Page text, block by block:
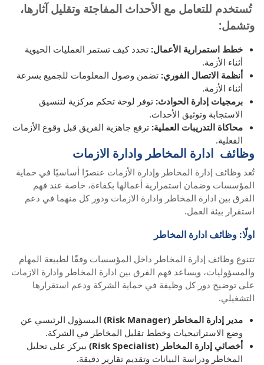
تُستخدم للتعامل مع الأحداث المفاجئة وتقليل آثارها،
وتشمل:
خطط استمرارية الأعمال: تحدد كيف تستمر العمليات الحيوية
أثناء الأزمة.
أنظمة الاتصال الفوري: تضمن وصول المعلومات للجميع بسرعة
أثناء الأزمة.
برمجيات إدارة الحوادث: توفر لوحة تحكم مركزية لتنسيق
الاستجابة وتوثيق الأحداث.
محاكاة التدريبات العملية: ترفع جاهزية الفريق قبل وقوع الأزمات
الفعلية.
وظائف ادارة المخاطر وادارة الازمات
تُعد وظائف إدارة المخاطر وإدارة الأزمات عنصرًا أساسيًا في حماية
المؤسسات وضمان استمرارية أعمالها بكفاءة، خاصة عند فهم
الفرق بين ادارة المخاطر وادارة الازمات ودور كل منهما في دعم
استقرار بيئة العمل.
اولًا: وظائف ادارة المخاطر
تتنوع وظائف إدارة المخاطر داخل المؤسسات وفقًا لطبيعة المهام
والمسؤوليات، ويساعد فهم الفرق بين ادارة المخاطر وادارة الازمات
على توضيح دور كل وظيفة في حماية الشركة ودعم استقرارها
التشغيلي.
مدير إدارة المخاطر (Risk Manager)
المسؤول الرئيسي عن
وضع الاستراتيجيات وخطط تقليل المخاطر في الشركة.
أخصائي إدارة المخاطر (Risk Specialist)
بيركز على تحليل
المخاطر ودراسة البيانات وتقديم تقارير دقيقة.